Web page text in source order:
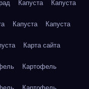
Капуста Капуста
Капуста Капуста
Карта сайта
Картофель